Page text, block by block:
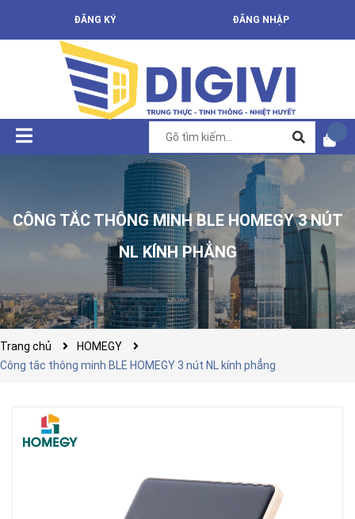
ĐĂNG KÝ ĐĂNG NHẬP
CÔNG TẮC THÔNG MINH BLE HOMEGY 3 NÚT
NL KÍNH PHẲNG
Trang chủ
HOMEGY
Công tắc thông minh BLE HOMEGY 3 nút NL kính phẳng